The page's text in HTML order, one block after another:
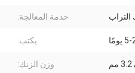
خدمة المعالجة:
يومًا يكتب:
وزن الزنك: